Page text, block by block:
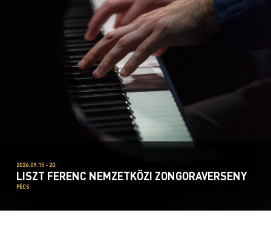
2026.09.15 - 20.
LISZT FERENC NEMZETKÖZI ZONGORAVERSENY
PÉCS